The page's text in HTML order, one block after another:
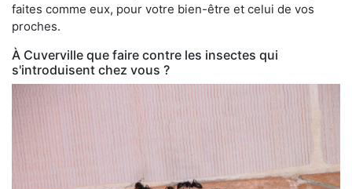
faites comme eux, pour votre bien-être et celui de vos
proches.
À Cuverville que faire contre les insectes qui
s'introduisent chez vous ?